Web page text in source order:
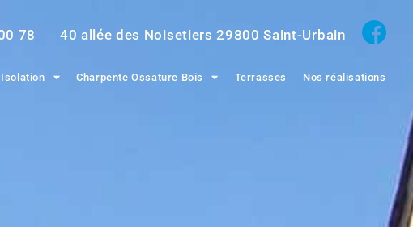
78 40 allée des Noisetiers 29800 Saint-Urbain
Charpente Ossature Bois Terrasses Nos réalisations